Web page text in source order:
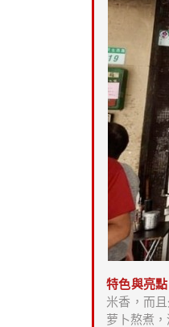
特色與亮點
米香，而
萝卜熬煮，